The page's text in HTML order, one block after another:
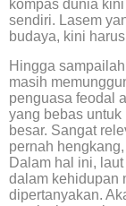
kompas dunia
sendiri. Lasem
budaya, kini
Hingga
masih
penguasa feodal
yang bebas
besar. Sangat
pernah
Dalam hal ini,
dalam kehidupan
dipertanyakan.